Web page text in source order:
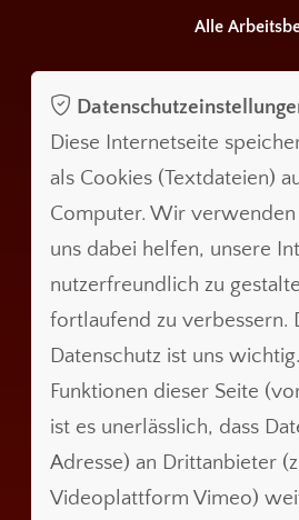
Alle
Diese Internetseite
als Cookies (Textdateien)
Computer. Wir verwenden
uns dabei helfen, unsere
nutzerfreundlich zu
fortlaufend zu verbessern.
Datenschutz ist uns
Funktionen dieser Seite
ist es unerlässlich, dass
Adresse) an Drittanbieter
Videoplattform Vimeo)